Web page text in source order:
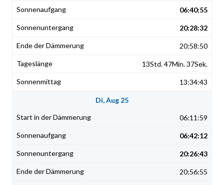
06:40:55
20:28:32
20:58:50
13Std. 47Min. 37Sek.
13:34:43
Di, Aug 25
06:11:59
06:42:12
20:26:43
20:56:55